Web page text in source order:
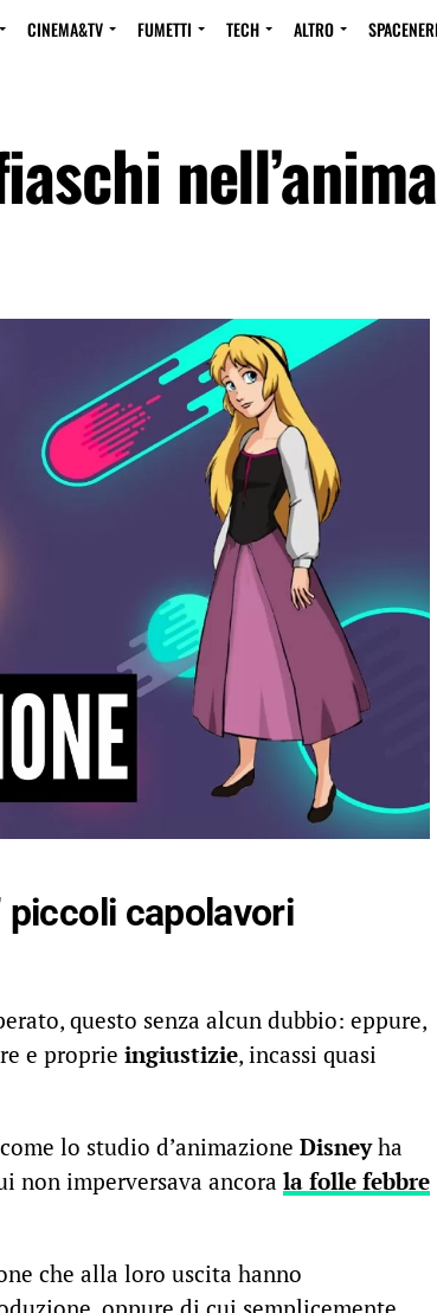
CINEMA&TV FUMETTI TECH ALTRO
piccoli capolavori
questo senza alcun dubbio: eppure,
e proprie ingiustizie, incassi quasi
lo studio d’animazione Disneyha
non imperversava ancora la folle febbre
che alla loro uscita hanno